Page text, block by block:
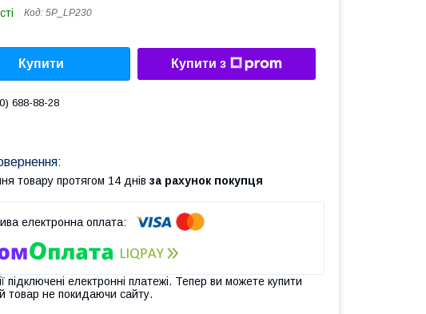
Код: 5P_LP230
Купити Купити з
688-88-28
товару протягом 14 днів за рахунок покупця
підключені електронні платежі. Тепер ви можете купити
товар не покидаючи сайту.